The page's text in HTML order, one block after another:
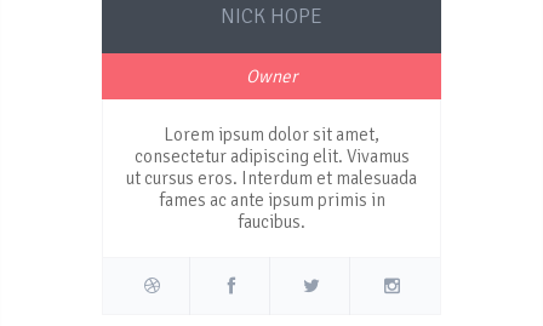
NICK HOPE
Owner
Lorem ipsum dolor sit amet,
consectetur adipiscing elit. Vivamus
ut cursus eros. Interdum et malesuada
fames ac ante ipsum primis in
faucibus.